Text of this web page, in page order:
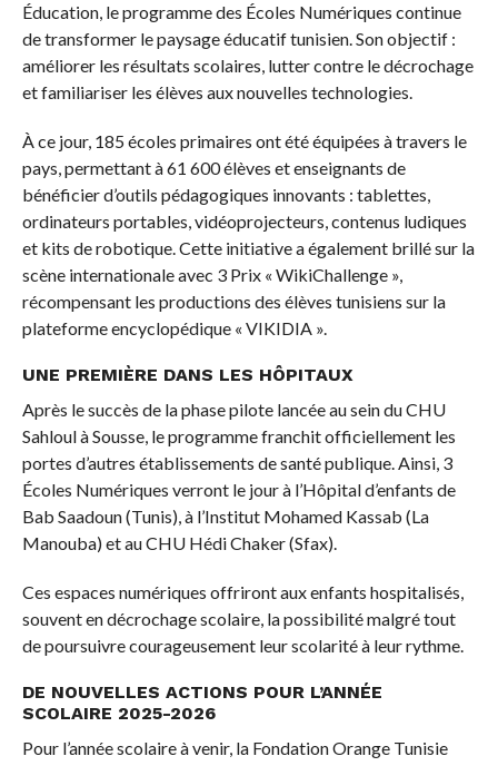
Éducation, le programme des Écoles Numériques continue
de transformer le paysage éducatif tunisien. Son objectif :
améliorer les résultats scolaires, lutter contre le décrochage
et familiariser les élèves aux nouvelles technologies.
À ce jour, 185 écoles primaires ont été équipées à travers le
pays, permettant à 61 600 élèves et enseignants de
bénéficier d’outils pédagogiques innovants : tablettes,
ordinateurs portables, vidéoprojecteurs, contenus ludiques
et kits de robotique. Cette initiative a également brillé sur la
scène internationale avec 3 Prix « WikiChallenge »,
récompensant les productions des élèves tunisiens sur la
plateforme encyclopédique « VIKIDIA ».
UNE PREMIÈRE DANS LES HÔPITAUX
Après le succès de la phase pilote lancée au sein du CHU
Sahloul à Sousse, le programme franchit officiellement les
portes d’autres établissements de santé publique. Ainsi, 3
Écoles Numériques verront le jour à l’Hôpital d’enfants de
Bab Saadoun (Tunis), à l’Institut Mohamed Kassab (La
Manouba) et au CHU Hédi Chaker (Sfax).
Ces espaces numériques offriront aux enfants hospitalisés,
souvent en décrochage scolaire, la possibilité malgré tout
de poursuivre courageusement leur scolarité à leur rythme.
DE NOUVELLES ACTIONS POUR L’ANNÉE
SCOLAIRE 2025-2026
Pour l’année scolaire à venir, la Fondation Orange Tunisie